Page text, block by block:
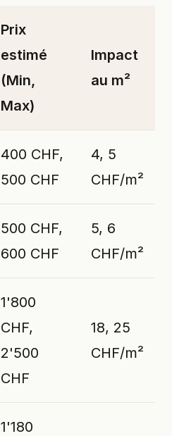
Prix
estimé
(Min,
Max)
Impact
au m²
400 CHF,
500 CHF
4, 5
CHF/m²
500 CHF,
600 CHF
5, 6
CHF/m²
1'800
CHF,
2'500
CHF
18, 25
CHF/m²
1'180